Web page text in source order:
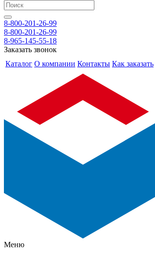
8-800-201-26-99
8-800-201-26-99
8-965-145-55-18
Заказать звонок
Каталог О компании Контакты Как заказать
Меню